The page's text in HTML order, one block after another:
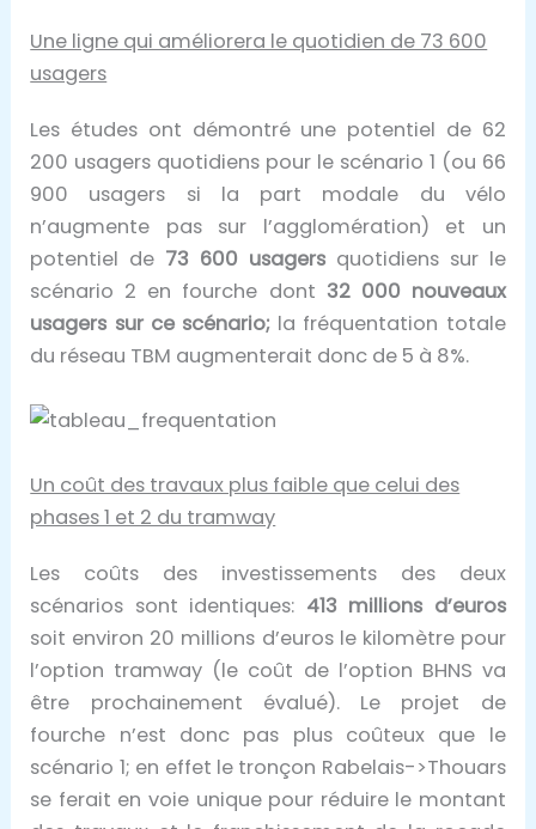
Une ligne qui améliorera le quotidien de 73 600
usagers
Les études ont démontré une potentiel de 62
200 usagers quotidiens pour le scénario 1 (ou 66
900 usagers si la part modale du vélo
n’augmente pas sur l’agglomération) et un
potentiel de 73 600 usagersquotidiens sur le
scénario 2 en fourche dont 32 000 nouveaux
usagers sur ce scénario; la fréquentation totale
du réseau TBM augmenterait donc de 5 à 8%.
Un coût des travaux plus faible que celui des
phases 1 et 2 du tramway
Les coûts des investissements des deux
scénarios sont identiques: 413 millions d’euros
soit environ 20 millions d’euros le kilomètre pour
l’option tramway (le coût de l’option BHNS va
être prochainement évalué). Le projet de
fourche n’est donc pas plus coûteux que le
scénario 1; en effet le tronçon Rabelais->Thouars
se ferait en voie unique pour réduire le montant